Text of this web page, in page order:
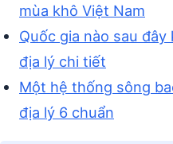
mùa khô Việt Nam
Quốc gia nào sau
địa lý chi tiết
Một hệ thống sông
địa lý 6 chuẩn